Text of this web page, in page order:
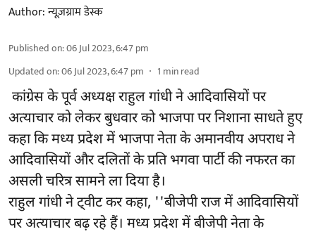
Author:न्यूज़ग्राम डेस्क
Published on:06 Jul 2023, 6:47 pm
Updated on:06 Jul 2023, 6:47 pm 1 min read
कांग्रेस के पूर्व अध्यक्ष राहुल गांधी ने आदिवासियों पर
अत्याचार को लेकर बुधवार को भाजपा पर निशाना साधते हुए
कहा कि मध्य प्रदेश में भाजपा नेता के अमानवीय अपराध ने
आदिवासियों और दलितों के प्रति भगवा पार्टी की नफरत का
असली चरित्र सामने ला दिया है।
राहुल गांधी ने ट्वीट कर कहा, ''बीजेपी राज में आदिवासियों
पर अत्याचार बढ़ रहे हैं। मध्य प्रदेश में बीजेपी नेता के